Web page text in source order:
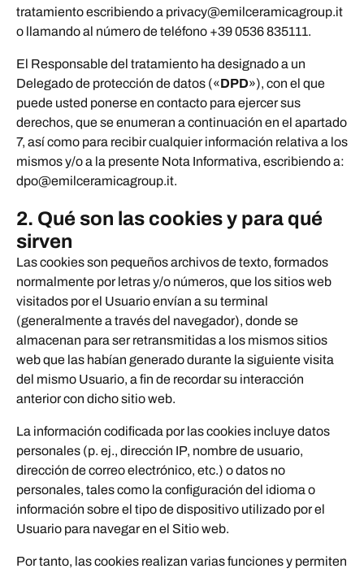
tratamiento escribiendo a privacy@emilceramicagroup.it
o llamando al número de teléfono +39 0536 835111.
El Responsable del tratamiento ha designado a un
Delegado de protección de datos («DPD»), con el que
puede usted ponerse en contacto para ejercer sus
derechos, que se enumeran a continuación en el apartado
7, así como para recibir cualquier información relativa a los
mismos y/o a la presente Nota Informativa, escribiendo a:
dpo@emilceramicagroup.it.
2. Qué son las cookies y para qué
sirven
Las cookies son pequeños archivos de texto, formados
normalmente por letras y/o números, que los sitios web
visitados por el Usuario envían a su terminal
(generalmente a través del navegador), donde se
almacenan para ser retransmitidas a los mismos sitios
web que las habían generado durante la siguiente visita
del mismo Usuario, a fin de recordar su interacción
anterior con dicho sitio web.
La información codificada por las cookies incluye datos
personales (p. ej., dirección IP, nombre de usuario,
dirección de correo electrónico, etc.) o datos no
personales, tales como la configuración del idioma o
información sobre el tipo de dispositivo utilizado por el
Usuario para navegar en el Sitio web.
Por tanto, las cookies realizan varias funciones y permiten